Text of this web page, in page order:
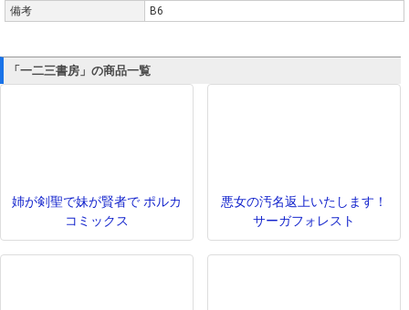
備考
B6
「一二三書房」の商品一覧
姉が剣聖で妹が賢者で ポルカ
コミックス
悪女の汚名返上いたします！
サーガフォレスト